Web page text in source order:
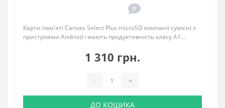
0
Карти пам'яті Canvas Select Plus microSD компанії сумісні з
пристроями Android і мають продуктивність класу A1...
1 310 грн.
- +
ДО КОШИКА